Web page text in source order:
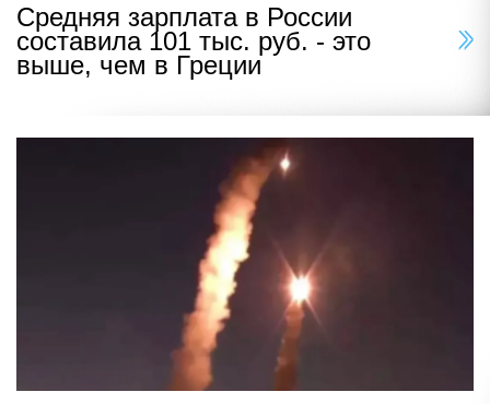
Средняя зарплата в России
составила 101 тыс. руб. - это
выше, чем в Греции